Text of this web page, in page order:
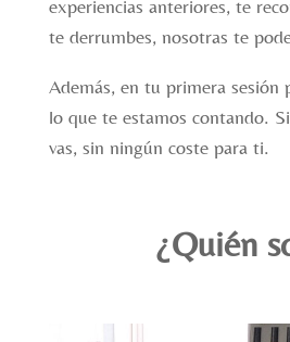
experiencias anteriores, te
te derrumbes, nosotras te
Además, en tu primera sesión
lo que te estamos contando.
vas, sin ningún coste para ti.
¿Quién